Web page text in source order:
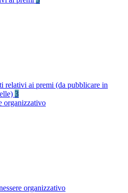
relativi ai premi (da pubblicare in
3
organizzativo
organizzativo